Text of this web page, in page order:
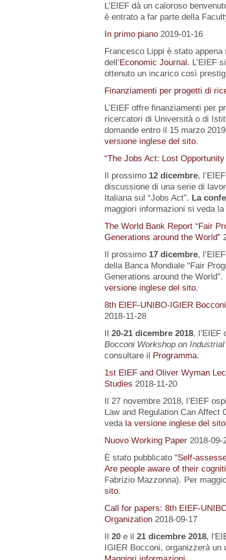
L’EIEF dà un caloroso
è entrato a far parte della
In primo piano 2019-01-16
Francesco Lippi è stato
dell’Economic Journal. L’EIEF
ottenuto un incarico così
Finanziamenti per progetti di
L’EIEF offre finanziamenti per
ricercatori di Università o di
domande entro il 15 marzo
versione inglese del sito.
“The Jobs Act: Lost
Il prossimo 12 dicembre,
discussione di una serie di
Italiana sul “Jobs Act”. La
maggiori informazioni si veda la
The World Bank Report “Fair
Generations around the World”
Il prossimo 17 dicembre,
della Banca Mondiale “Fair
Generations around the
versione inglese del sito.
8th EIEF-UNIBO-IGIER
2018-11-28
Il 20-21 dicembre 2018, l’EIEF
Bocconi Workshop on
consultare il Programma.
1st EIEF and Oliver Wyman
Studies 2018-11-20
Il 27 novembre 2018, l’EIEF
Law and Regulation Can Affect
veda la versione inglese del
Nuovo Working Paper 2018-09-
È stato pubblicato "Self-
Are people aware of their
Fabrizio Mazzonna). Per
sito.
Call for papers: 8th EIEF-
Organization 2018-09-17
Il 20 e il 21 dicembre 2018,
IGIER Bocconi, organizzerà un